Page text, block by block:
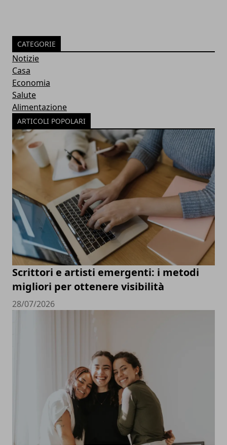
CATEGORIE
Notizie
Casa
Economia
Salute
Alimentazione
ARTICOLI POPOLARI
Scrittori e artisti emergenti: i metodi
migliori per ottenere visibilità
28/07/2026